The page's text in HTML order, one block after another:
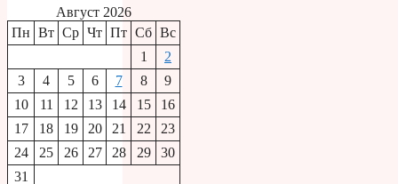
Август 2026
Пн Вт Ср Чт Пт Сб Вс
1
2
3
4 5 6 7 8
9
10
11 12 13 14 15
16
17
18 19 20 21 22
23
24
25 26 27 28 29
30
31